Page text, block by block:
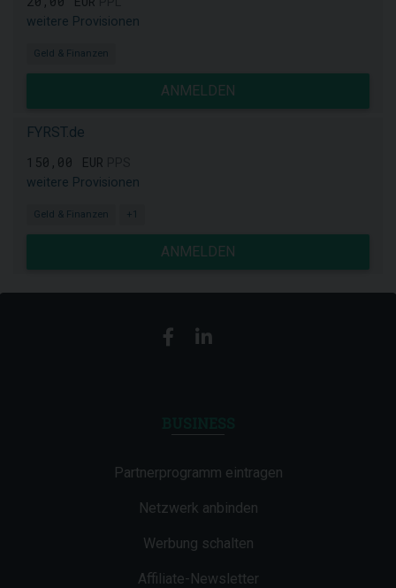
weitere Provisionen
Geld & Finanzen
ANMELDEN
FYRST.de
150,00 EUR
weitere Provisionen
Geld & Finanzen +1
ANMELDEN
Partnerprogramm eintragen
Netzwerk anbinden
Werbung schalten
Affiliate-Newsletter